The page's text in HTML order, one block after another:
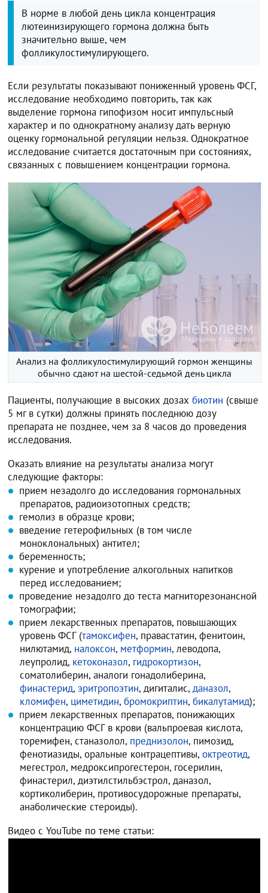
В норме в любой день цикла концентрация
лютеинизирующего гормона должна быть
значительно выше, чем
фолликулостимулирующего.
Если результаты показывают пониженный уровень ФСГ,
исследование необходимо повторить, так как
выделение гормона гипофизом носит импульсный
характер и по однократному анализу дать верную
оценку гормональной регуляции нельзя. Однократное
исследование считается достаточным при состояниях,
связанных с повышением концентрации гормона.
Анализ на фолликулостимулирующий гормон женщины
обычно сдают на шестой-седьмой день цикла
Пациенты, получающие в высоких дозахбиотин (свыше
5 мг в сутки) должны принять последнюю дозу
препарата не позднее, чем за 8 часов до проведения
исследования.
Оказать влияние на результаты анализа могут
следующие факторы:
прием незадолго до исследования гормональных
препаратов, радиоизотопных средств;
гемолиз в образце крови;
введение гетерофильных (в том числе
моноклональных) антител;
беременность;
курение и употребление алкогольных напитков
перед исследованием;
проведение незадолго до теста магниторезонансной
томографии;
прием лекарственных препаратов, повышающих
уровень ФСГ (тамоксифен, правастатин, фенитоин,
нилютамид, налоксон, метформин, леводопа,
леупролид, кетоконазол, гидрокортизон,
соматолиберин, аналоги гонадолиберина,
финастерид,эритропоэтин, дигиталис,даназол,
кломифен, циметидин,бромокриптин,бикалутамид);
прием лекарственных препаратов, понижающих
концентрацию ФСГ в крови (вальпроевая кислота,
торемифен, станазолол, преднизолон, пимозид,
фенотиазиды, оральные контрацептивы,октреотид,
мегестрол, медроксипрогестерон, госерилин,
финастерил, диэтилстильбэстрол, даназол,
кортиколиберин, противосудорожные препараты,
анаболические стероиды).
Видео с YouTube по теме статьи: